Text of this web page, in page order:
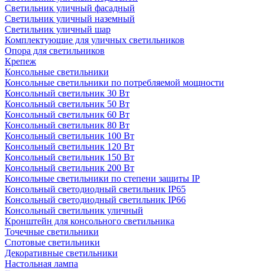
Светильник уличный фасадный
Светильник уличный наземный
Cветильник уличный шар
Комплектующие для уличных светильников
Опора для светильников
Крепеж
Консольные светильники
Консольные светильники по потребляемой мощности
Консольный светильник 30 Вт
Консольный светильник 50 Вт
Консольный светильник 60 Вт
Консольный светильник 80 Вт
Консольный светильник 100 Вт
Консольный светильник 120 Вт
Консольный светильник 150 Вт
Консольный светильник 200 Вт
Консольные светильники по степени защиты IP
Консольный светодиодный светильник IP65
Консольный светодиодный светильник IP66
Консольный светильник уличный
Кронштейн для консольного светильника
Точечные светильники
Спотовые светильники
Декоративные светильники
Настольная лампа